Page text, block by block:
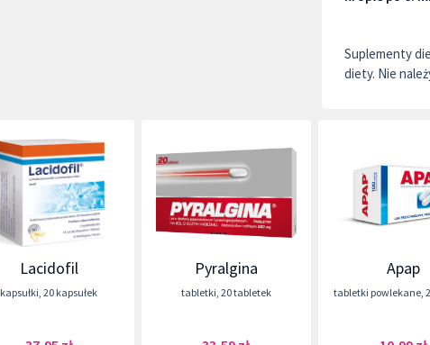
Suplementy
diety. Nie
Lacidofil
kapsułki ,20 kapsułek
Pyralgina
tabletki 20 tabletek
Apap
tabletki powlekane,